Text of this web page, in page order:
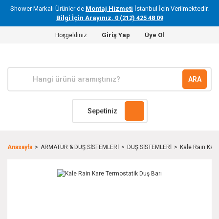
Shower Markalı Ürünler de Montaj Hizmeti İstanbul İçin Verilmektedir.
Bilgi İçin Arayınız. 0 (212) 425 48 09
Hoşgeldiniz Giriş Yap Üye Ol
ARA
Sepetiniz
Anasayfa ARMATÜR & DUŞ SİSTEMLERİ DUŞ SİSTEMLERİ Kale Rain